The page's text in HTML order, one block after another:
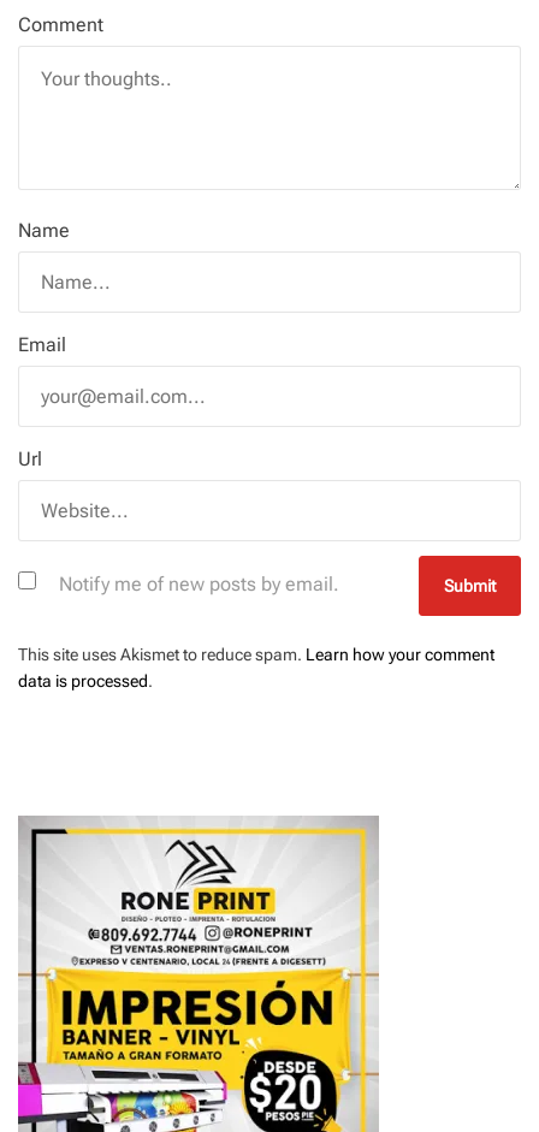
Comment
Name
Email
Url
Notify me of new posts by email.
This site uses Akismet to reduce spam. Learn how your comment
data is processed.